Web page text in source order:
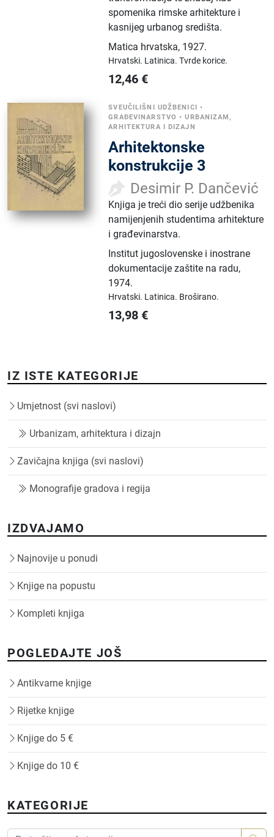
spomenika rimske arhitekture i
kasnijeg urbanog središta.
Matica hrvatska, 1927.
Hrvatski. Latinica.Tvrde korice.
12,46 €
SVEUČILIŠNI UDŽBENICI •
GRAĐEVINARSTVO •URBANIZAM,
ARHITEKTURA I DIZAJN
Arhitektonske
konstrukcije 3
Desimir P. Dančević
Knjiga je treći dio serije udžbenika
namijenjenih studentima arhitekture
i građevinarstva.
Institut jugoslovenske i inostrane
dokumentacije zaštite na radu,
1974.
Hrvatski. Latinica. Broširano.
13,98 €
IZ ISTE KATEGORIJE
Umjetnost (svi naslovi)
Urbanizam, arhitektura i dizajn
Zavičajna knjiga (svi naslovi)
Monografije gradova i regija
IZDVAJAMO
Najnovije u ponudi
Knjige na popustu
Kompleti knjiga
POGLEDAJTE JOŠ
Antikvarne knjige
Rijetke knjige
Knjige do 5 €
Knjige do 10 €
KATEGORIJE